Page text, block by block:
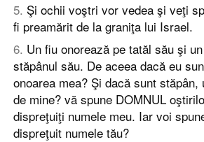
5. Şi ochii voştri vor vedea şi veţi
fi preamărit de la graniţa lui Israel.
6. Un fiu onorează pe tatăl său şi
stăpânul său. De aceea dacă eu
onoarea mea? Şi dacă sunt stăpân,
de mine? vă spune DOMNUL
dispreţuiţi numele meu. Iar voi
dispreţuit numele tău?